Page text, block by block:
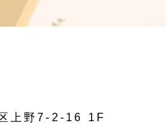
上野7-2-16 1F